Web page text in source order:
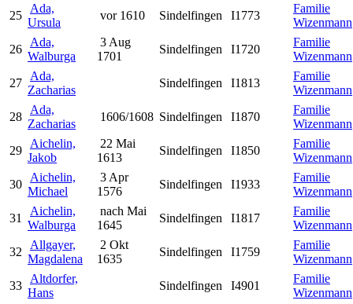
25
Ada,
Ursula
vor 1610 Sindelfingen I1773
Familie
Wizenmann
26
Ada,
Walburga
3 Aug
1701
Sindelfingen I1720
Familie
Wizenmann
27
Ada,
Zacharias
Sindelfingen I1813
Familie
Wizenmann
28
Ada,
Zacharias
1606/1608 Sindelfingen I1870
Familie
Wizenmann
29
Aichelin,
Jakob
22 Mai
1613
Sindelfingen I1850
Familie
Wizenmann
30
Aichelin,
Michael
3 Apr
1576
Sindelfingen I1933
Familie
Wizenmann
31
Aichelin,
Walburga
nach Mai
1645
Sindelfingen I1817
Familie
Wizenmann
32
Allgayer,
Magdalena
2 Okt
1635
Sindelfingen I1759
Familie
Wizenmann
33
Altdorfer,
Hans
Sindelfingen I4901
Familie
Wizenmann